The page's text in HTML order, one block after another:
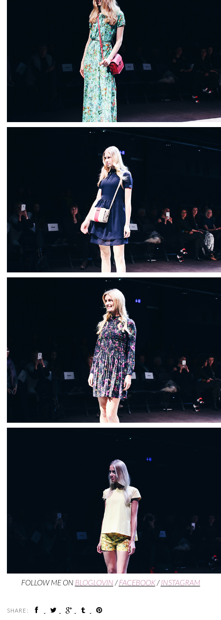
FOLLOW ME ON BLOGLOVIN /FACEBOOK/INSTAGRAM
SHARE: